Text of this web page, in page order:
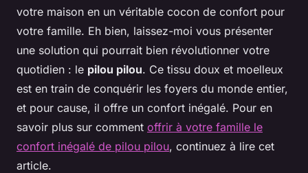
votre maison en un véritable cocon de confort pour
votre famille. Eh bien, laissez-moi vous présenter
une solution qui pourrait bien révolutionner votre
quotidien : le pilou pilou. Ce tissu doux et moelleux
est en train de conquérir les foyers du monde entier,
et pour cause, il offre un confort inégalé. Pour en
savoir plus sur comment offrir à votre famille le
confort inégalé de pilou pilou, continuez à lire cet
article.